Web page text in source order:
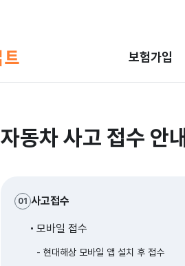
보험가입
자동차 사고 접수 안내
01 사고접수
모바일 접수
현대해상 모바일 앱 설치 후 접수